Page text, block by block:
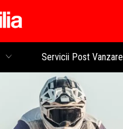
Servicii Post Vanzare